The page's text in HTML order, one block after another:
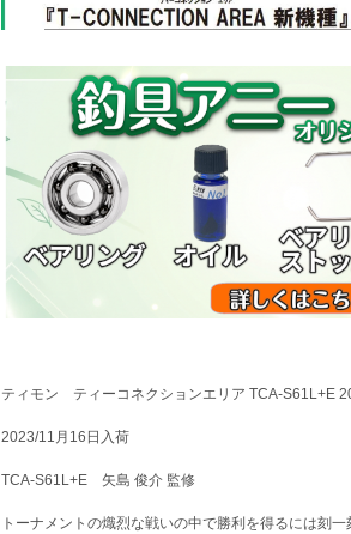
ティモン ティーコネクションエリア TCA-S61L+E
2023/11月16日入荷
TCA-S61L+E 矢島 俊介 監修
トーナメントの熾烈な戦いの中で勝利を得るには刻